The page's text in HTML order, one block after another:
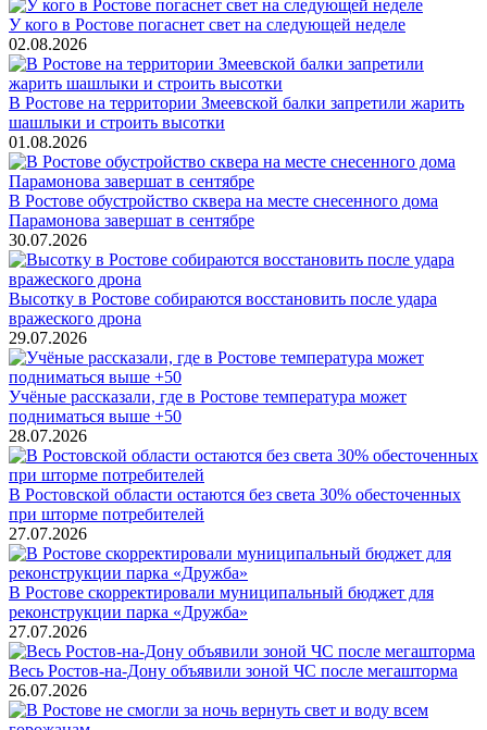
У кого в Ростове погаснет свет на следующей неделе
02.08.2026
В Ростове на территории Змеевской балки запретили жарить
шашлыки и строить высотки
01.08.2026
В Ростове обустройство сквера на месте снесенного дома
Парамонова завершат в сентябре
30.07.2026
Высотку в Ростове собираются восстановить после удара
вражеского дрона
29.07.2026
Учёные рассказали, где в Ростове температура может
подниматься выше +50
28.07.2026
В Ростовской области остаются без света 30% обесточенных
при шторме потребителей
27.07.2026
В Ростове скорректировали муниципальный бюджет для
реконструкции парка «Дружба»
27.07.2026
Весь Ростов-на-Дону объявили зоной ЧС после мегашторма
26.07.2026